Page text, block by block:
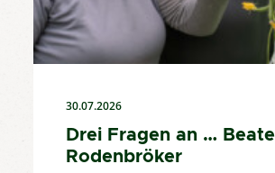
30.07.2026
Drei Fragen an … Beate
Rodenbröker